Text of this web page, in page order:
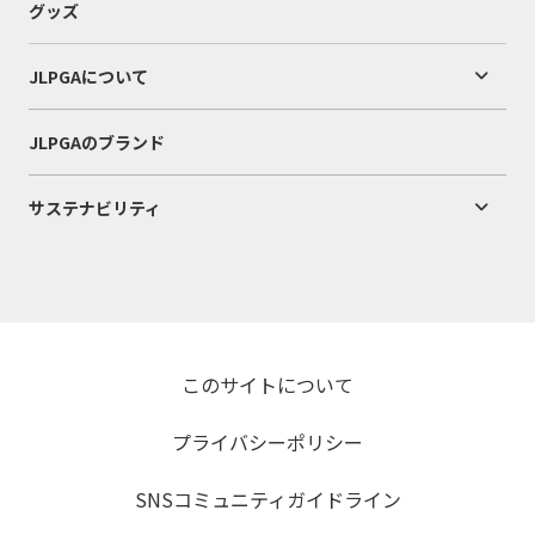
グッズ
JLPGAについて
JLPGAのブランド
サステナビリティ
このサイトについて
プライバシーポリシー
SNSコミュニティガイドライン